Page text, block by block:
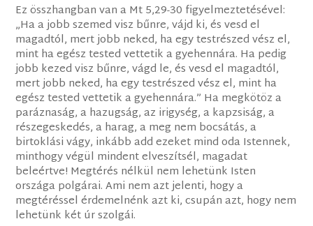
Ez összhangban van a Mt 5,29-30 figyelmeztetésével:
„Ha a jobb szemed visz bűnre, vájd ki, és vesd el
magadtól, mert jobb neked, ha egy testrészed vész el,
mint ha egész tested vettetik a gyehennára. Ha pedig
jobb kezed visz bűnre, vágd le, és vesd el magadtól,
mert jobb neked, ha egy testrészed vész el, mint ha
egész tested vettetik a gyehennára.” Ha megkötöz a
paráznaság, a hazugság, az irigység, a kapzsiság, a
részegeskedés, a harag, a meg nem bocsátás, a
birtoklási vágy, inkább add ezeket mind oda Istennek,
minthogy végül mindent elveszítsél, magadat
beleértve! Megtérés nélkül nem lehetünk Isten
országa polgárai. Ami nem azt jelenti, hogy a
megtéréssel érdemelnénk azt ki, csupán azt, hogy nem
lehetünk két úr szolgái.